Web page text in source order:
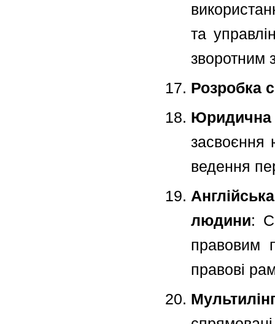
та
зворотним
Розробка
Юридична
засвоєння
ведення
людини:
правовим
правові